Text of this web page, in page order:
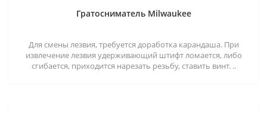
Гратосниматель Milwaukee
Для смены лезвия, требуется доработка карандаша. При
извлечение лезвия удерживающий штифт ломается, либо
сгибается, приходится нарезать резьбу, ставить винт. ..